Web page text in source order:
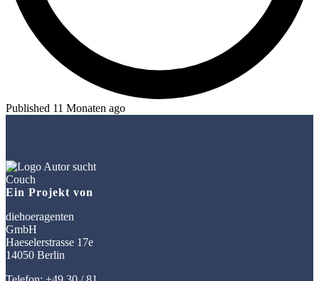
Published 11 Monaten ago
Ein Projekt von
diehoeragenten
GmbH
Haeselerstrasse 17e
14050 Berlin